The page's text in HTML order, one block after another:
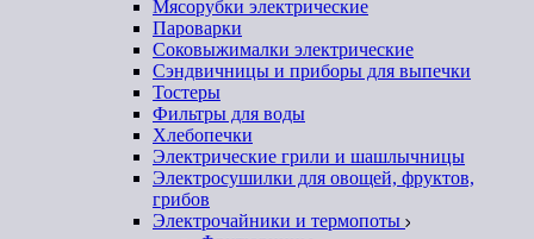
Мясорубки электрические
Пароварки
Соковыжималки электрические
Сэндвичницы и приборы для выпечки
Тостеры
Фильтры для воды
Хлебопечки
Электрические грили и шашлычницы
Электросушилки для овощей, фруктов,
грибов
Электрочайники и термопоты